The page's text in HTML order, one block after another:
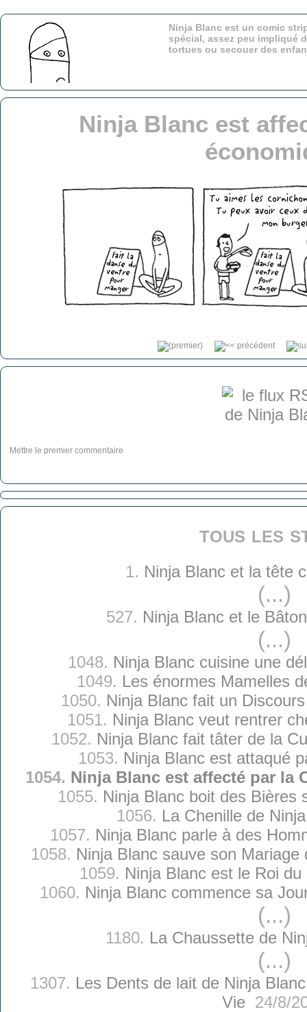
Ninja Blanc est un comic
spécial, assez peu impliqué
tortues ou secouer des
Ninja Blanc est
Mettre le premier commentaire
tous les
1. Ninja Blanc et la tête
(...)
527. Ninja Blanc et le
(...)
1048. Ninja Blanc cuisine une
1049. Les énormes Mamelles
1050. Ninja Blanc fait un
1051. Ninja Blanc veut rentrer
1052. Ninja Blanc fait tâter de la
1053. Ninja Blanc est attaqué
1054. Ninja Blanc est affecté par la
1055. Ninja Blanc boit des Bières
1056. La Chenille de
1057. Ninja Blanc parle à des
1058. Ninja Blanc sauve son Mariage
1059. Ninja Blanc est le Roi du
1060. Ninja Blanc commence sa
(...)
1180. La Chaussette de
(...)
1307. Les Dents de lait de Ninja
Vie24/8/